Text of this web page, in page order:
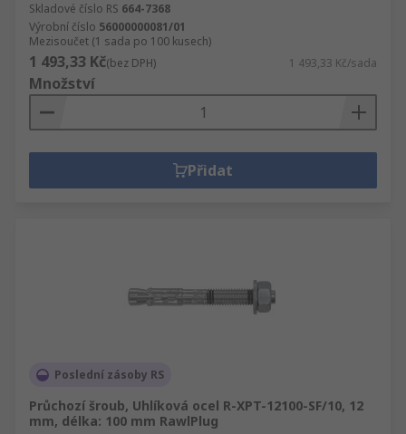
Skladové číslo RS 664-7368
Výrobní číslo 56000000081/01
Mezisoučet (1 sada po 100 kusech)
1 493,33 Kč(bez DPH) 1 493,33 Kč/sada
Množství
Přidat
Poslední zásoby RS
Průchozí šroub, Uhlíková ocel R-XPT-12100-SF/10, 12
mm, délka: 100 mm RawlPlug